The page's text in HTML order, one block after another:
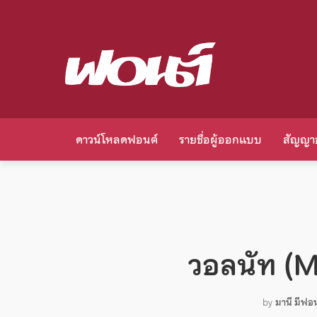
ดาวน์โหลดฟอนต์ รายชื่อผู้ออกแบบ สัญญ
วอลนัท
byมานี มีฟอ